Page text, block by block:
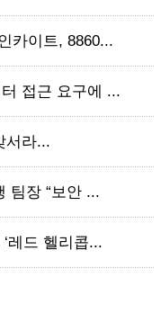
카이트, 8860...
접근 요구에 ...
서라...
팀장 “보안 ...
레드 헬리콥...